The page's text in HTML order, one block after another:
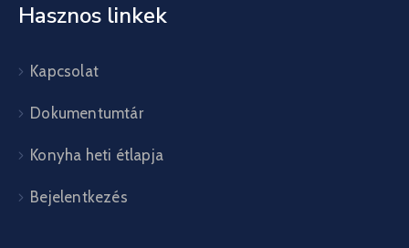
Hasznos linkek
Kapcsolat
Dokumentumtár
Konyha heti étlapja
Bejelentkezés